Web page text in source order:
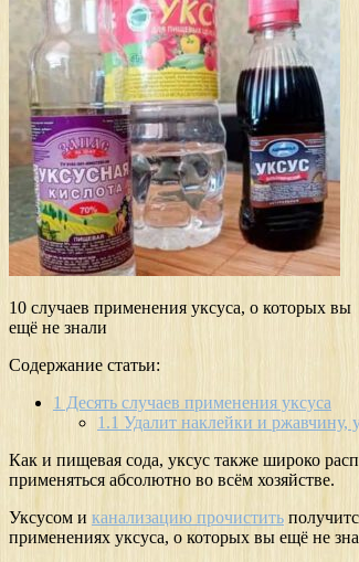
10 случаев применения уксуса, о которых вы
ещё не знали
Содержание статьи:
1 Десять случаев применения уксуса
1.1 Удалит наклейки и ржавчину,
Как и пищевая сода, уксус также широко
применяться абсолютно во всём хозяйстве.
Уксусом и канализацию прочистить
применениях уксуса, о которых вы ещё не